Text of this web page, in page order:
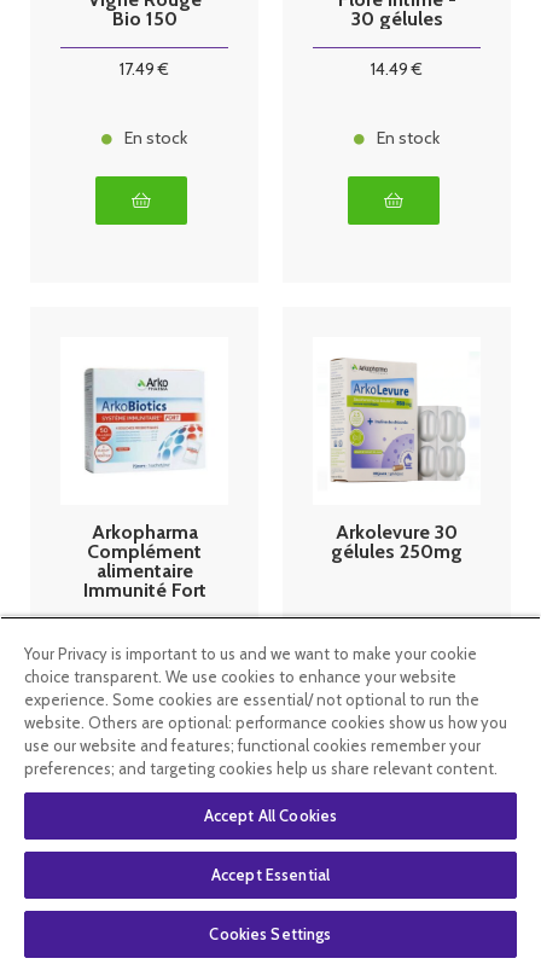
Bio 150
Offertes
17.49 €
En stock
30 gélules
14.49 €
En stock
Arkopharma
Complément
alimentaire
Immunité Fort
En stock
Arkolevure 30
gélules 250mg
En stock
Your Privacy is important to us and we want to make your cookie
choice transparent. We use cookies to enhance your website
experience. Some cookies are essential/ not optional to run the
website. Others are optional: performance cookies show us how you
use our website and features; functional cookies remember your
preferences; and targeting cookies help us share relevant content.
Accept All Cookies
Accept Essential
Cookies Settings